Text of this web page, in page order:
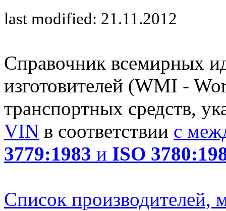
last modified: 21.11.2012
Справочник всемирных
изготовителей (WMI -
транспортных средств,
VIN в соответствии с
3779:1983 и ISO
Список производителей,